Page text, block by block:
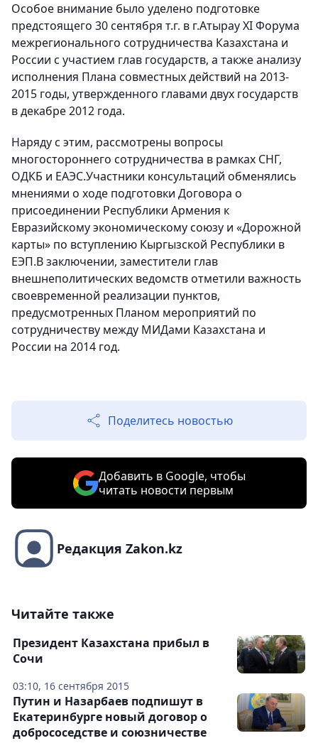
Особое внимание было уделено подготовке
предстоящего 30 сентября т.г. в г.Атырау XI Форума
межрегионального сотрудничества Казахстана и
России с участием глав государств, а также анализу
исполнения Плана совместных действий на 2013-
2015 годы, утвержденного главами двух государств
в декабре 2012 года.
Наряду с этим, рассмотрены вопросы
многостороннего сотрудничества в рамках СНГ,
ОДКБ и ЕАЭС.Участники консультаций обменялись
мнениями о ходе подготовки Договора о
присоединении Республики Армения к
Евразийскому экономическому союзу и «Дорожной
карты» по вступлению Кыргызской Республики в
ЕЭП.В заключении, заместители глав
внешнеполитических ведомств отметили важность
своевременной реализации пунктов,
предусмотренных Планом мероприятий по
сотрудничеству между МИДами Казахстана и
России на 2014 год.
Поделитесь новостью
Добавить в Google, чтобы
читать новости первым
Редакция Zakon.kz
Читайте также
03:10, 16 сентября 2015
Президент Казахстана прибыл в
Сочи
Путин и Назарбаев подпишут в
Екатеринбурге новый договор о
добрососедстве и союзничестве